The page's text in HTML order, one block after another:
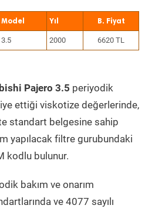
Model Yıl
3.5 2000 6620 TL
Pajero 3.5 periyodik
ettiği viskotize değerlerinde,
standart belgesine sahip
yapılacak filtre gurubundaki
kodlu bulunur.
bakım ve onarım
ve 4077 sayılı